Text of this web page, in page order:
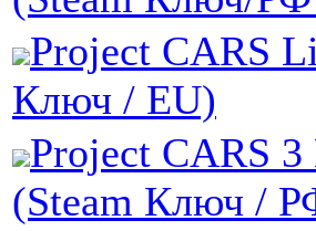
Project CARS
Ключ / EU)
Project CARS
(Steam Ключ /